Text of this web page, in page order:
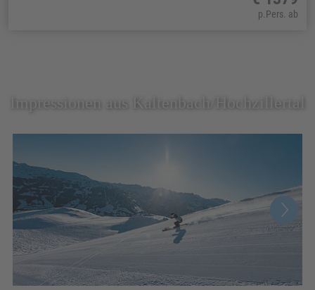
p.Pers. ab
Impressionen aus Kaltenbach/Hochzillertal